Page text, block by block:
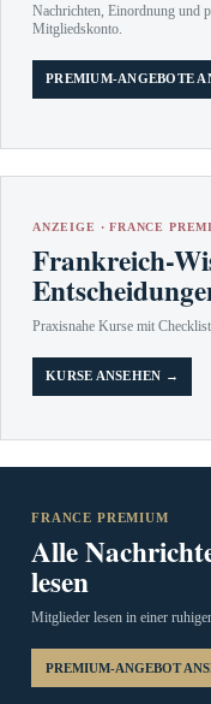
Nachrichten, Einordnung und
Mitgliedskonto.
PREMIUM-ANGEBOTE
ANZEIGE · FRANCE
Frankreich-
Praxisnahe Kurse mit
KURSE ANSEHEN →
FRANCE PREMIUM
Alle
lesen
Mitglieder lesen in einer
PREMIUM-ANGEBOT